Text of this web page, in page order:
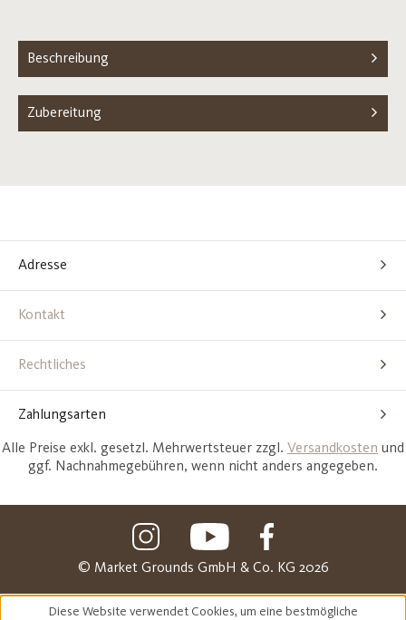
Beschreibung
Zubereitung
Adresse
Kontakt
Rechtliches
Zahlungsarten
Alle Preise exkl. gesetzl. Mehrwertsteuer zzgl. Versandkosten und
ggf. Nachnahmegebühren, wenn nicht anders angegeben.
© Market Grounds GmbH & Co. KG 2026
Diese Website verwendet Cookies, um eine bestmögliche